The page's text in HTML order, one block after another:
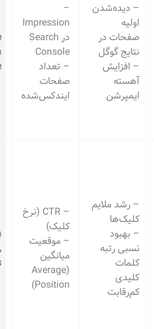
–
Impression
در Search
Console
– تعداد
صفحات
ایندکس‌شده
Google
Search
Console
– CTR (نرخ
کلیک)
– موقعیت
میانگین
(Average
Position)
Search
Console,
Ahrefs